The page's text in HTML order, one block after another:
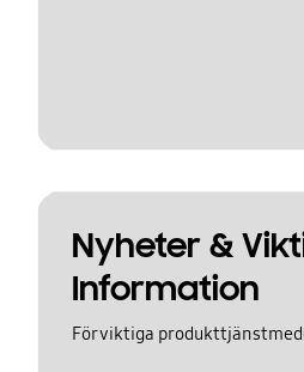
Nyheter &
Information
För viktiga